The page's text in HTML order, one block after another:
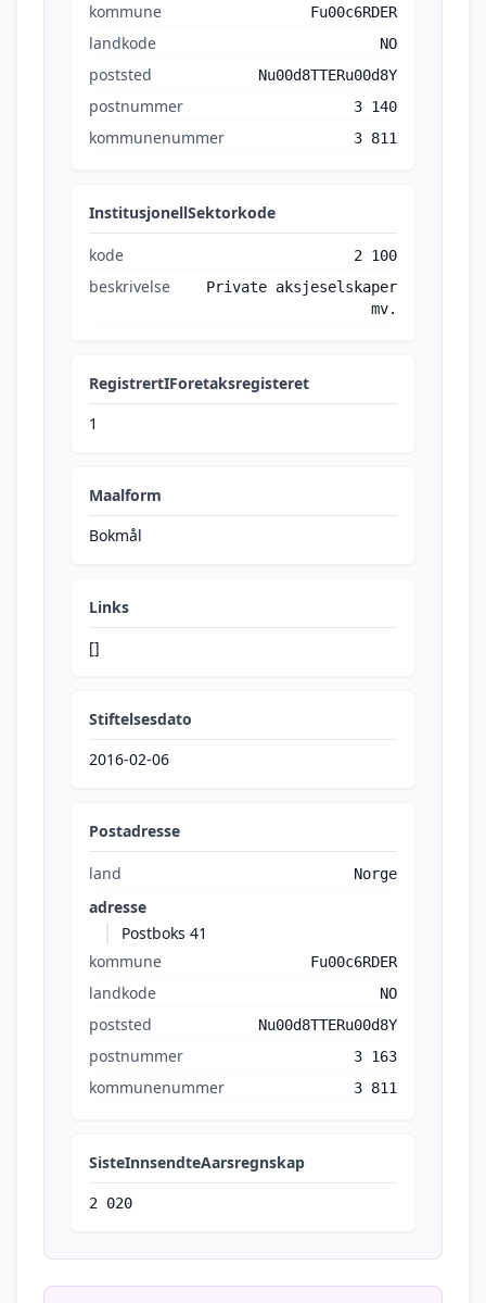
kommune
Fu00c6RDER
landkode NO
poststed Nu00d8TTERu00d8Y
postnummer 3 140
kommunenummer 3 811
InstitusjonellSektorkode
kode 2 100
beskrivelse
Private aksjeselskaper
mv.
RegistrertIForetaksregisteret
1
Maalform
Bokmål
Links
[]
Stiftelsesdato
2016-02-06
Postadresse
land Norge
adresse
Postboks 41
kommune
Fu00c6RDER
landkode NO
poststed Nu00d8TTERu00d8Y
postnummer 3 163
kommunenummer 3 811
SisteInnsendteAarsregnskap
2 020